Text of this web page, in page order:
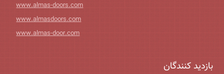
www.almas-doors.com
www.almasdoors.com
www.almas-door.com
بازدید کنندگان